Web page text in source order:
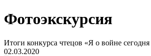
Фотоэкскурсия
Итоги конкурса чтецов «Я о войне
02.03.2020